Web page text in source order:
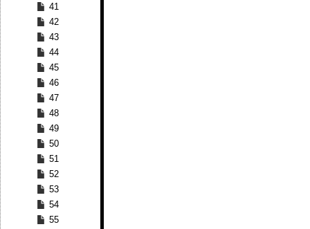
41
42
43
44
45
46
47
48
49
50
51
52
53
54
55